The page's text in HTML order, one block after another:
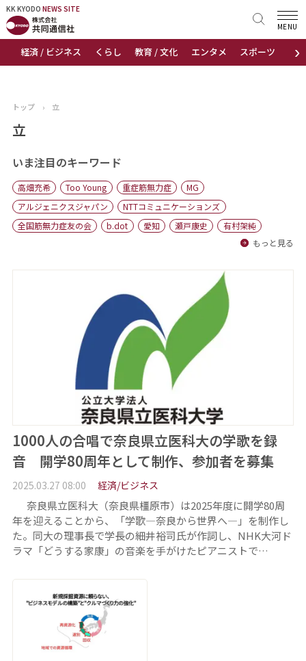
KK KYODO NEWS SITE
›
経済 / ビジネス くらし 教育 / 文化 エンタメ スポーツ 地域
MENU
KK KYODONEWS SITE
トップページ
ニュース
おすすめコンテンツ
出版物
会社概要
トップ › 立
立
いま注目のキーワード
高畑充希 Too Young 重症筋無力症
MG
アルジェニクスジャパン
NTTコミュニケーションズ
全国筋無力症友の会
b.dot 愛知 瀬戸康史
有村架純
もっと見る
1000人の合唱で奈良県立医科大の学歌を録
音 開学80周年として制作、参加者を募集
2025.03.27 08:00 経済/ビジネス
奈良県立医科大（奈良県橿原市）は2025年度に開学80周
年を迎えることから、「学歌―奈良から世界へ―」を制作し
た。同大の理事長で学長の細井裕司氏が作詞し、NHK大河ド
ラマ「どうする家康」の音楽を手がけたピアニストで…